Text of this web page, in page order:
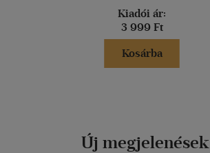
Kiadói ár:
3 999 Ft
Kosárba
Új megjelenések